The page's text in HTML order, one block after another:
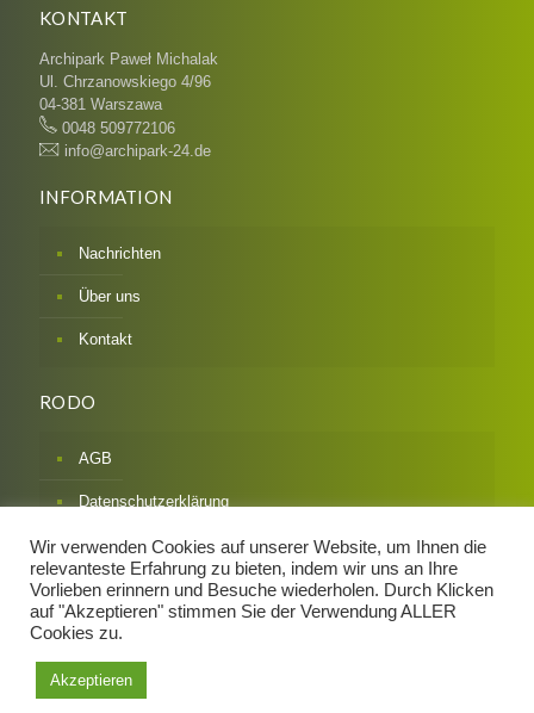
KONTAKT
Archipark Paweł Michalak
Ul. Chrzanowskiego 4/96
04-381 Warszawa
0048 509772106
info@archipark-24.de
INFORMATION
Nachrichten
Über uns
Kontakt
RODO
AGB
Datenschutzerklärung
Impressum
Widerrufsbelehrung & Formular
Zahlarten / Versandarten
Wir verwenden Cookies auf unserer Website, um Ihnen die
relevanteste Erfahrung zu bieten, indem wir uns an Ihre
Vorlieben erinnern und Besuche wiederholen. Durch Klicken
auf "Akzeptieren" stimmen Sie der Verwendung ALLER
Cookies zu.
Akzeptieren